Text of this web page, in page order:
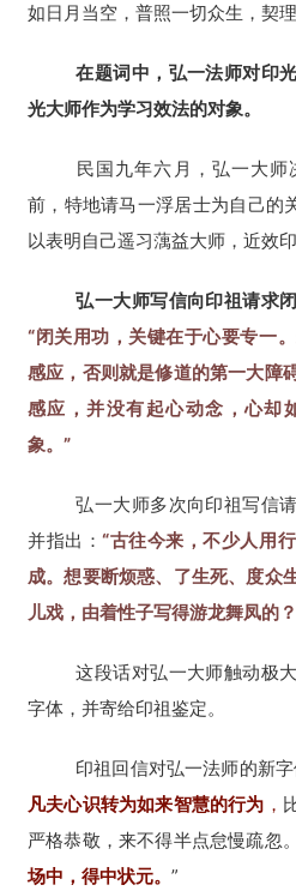
如日月当空，普照一切众生，契
在题词中，弘一法师对印
光大师作为学习效法的对象。
民国九年六月，弘一大
前，特地请马一浮居士为自己的
以表明自己遥习蕅益大师，近效
弘一大师写信向印祖请求
“闭关用功，关键在于心要专一
感应，否则就是修道的第一大障
感应，并没有起心动念，心却
象。”
弘一大师多次向印祖写信
并指出：“古往今来，不少人用
成。想要断烦惑、了生死、度众
儿戏，由着性子写得游龙舞凤的
这段话对弘一大师触动极
字体，并寄给印祖鉴定。
印祖回信对弘一法师的新
凡夫心识转为如来智慧的行为 ，
严格恭敬，来不得半点怠慢疏忽。
场中，得中状元。 ”